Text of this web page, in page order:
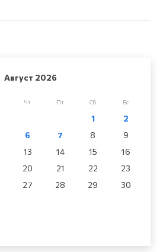
Август 2026
Чт Пт Сб Вс
1
2
6 7 8
9
13 14 15
16
20 21 22
23
27 28 29
30